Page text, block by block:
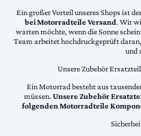
Ein großer Vorteil unseres Shops ist der
bei Motorradteile Versand. Wir
warten möchte, wenn die Sonne
Team arbeitet hochdruckgeprüft
und
Unsere Zubehör
Ein Motorrad besteht aus
müssen. Unsere Zubehör
folgenden Motorradteile